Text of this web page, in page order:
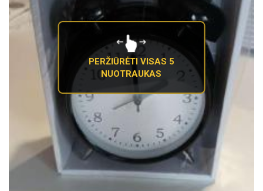
PERŽIŪRĖTI VISAS 5
NUOTRAUKAS